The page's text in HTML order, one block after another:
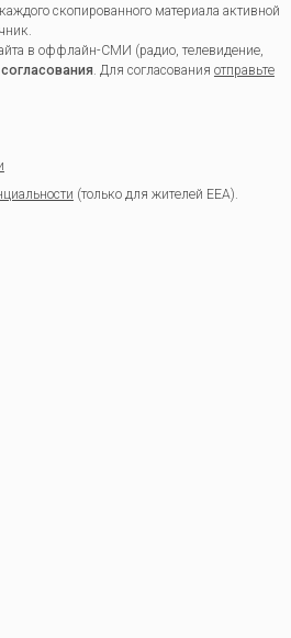
скопированного материала активной
в оффлайн-СМИ (радио, телевидение,
. Для согласования отправьте
(только для жителей EEA).